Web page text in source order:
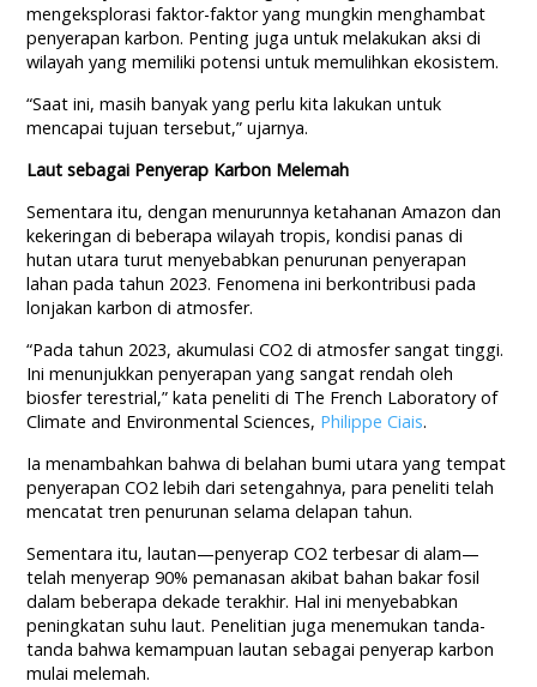
mengeksplorasi faktor-faktor yang mungkin menghambat
penyerapan karbon. Penting juga untuk melakukan aksi di
wilayah yang memiliki potensi untuk memulihkan ekosistem.
“Saat ini, masih banyak yang perlu kita lakukan untuk
mencapai tujuan tersebut,” ujarnya.
Laut sebagai Penyerap Karbon Melemah
Sementara itu, dengan menurunnya ketahanan Amazon dan
kekeringan di beberapa wilayah tropis, kondisi panas di
hutan utara turut menyebabkan penurunan penyerapan
lahan pada tahun 2023. Fenomena ini berkontribusi pada
lonjakan karbon di atmosfer.
“Pada tahun 2023, akumulasi CO2 di atmosfer sangat tinggi.
Ini menunjukkan penyerapan yang sangat rendah oleh
biosfer terestrial,” kata peneliti di The French Laboratory of
Climate and Environmental Sciences, Philippe Ciais.
Ia menambahkan bahwa di belahan bumi utara yang tempat
penyerapan CO2 lebih dari setengahnya, para peneliti telah
mencatat tren penurunan selama delapan tahun.
Sementara itu, lautan—penyerap CO2 terbesar di alam—
telah menyerap 90% pemanasan akibat bahan bakar fosil
dalam beberapa dekade terakhir. Hal ini menyebabkan
peningkatan suhu laut. Penelitian juga menemukan tanda-
tanda bahwa kemampuan lautan sebagai penyerap karbon
mulai melemah.